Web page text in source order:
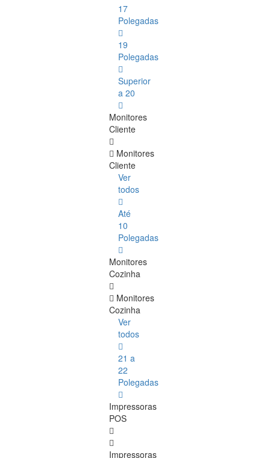
17
Polegadas
19
Polegadas
Superior
a 20
Monitores
Cliente
Monitores
Cliente
Ver
todos
Até
10
Polegadas
Monitores
Cozinha
Monitores
Cozinha
Ver
todos
21 a
22
Polegadas
Impressoras
POS
Impressoras